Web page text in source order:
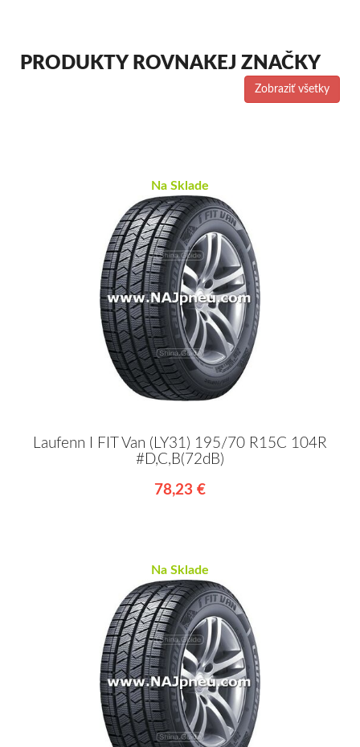
PRODUKTY ROVNAKEJ ZNAČKY
Zobraziť všetky
Na Sklade
Laufenn I FIT Van (LY31) 195/70 R15C 104R
#D,C,B(72dB)
78,23 €
Na Sklade